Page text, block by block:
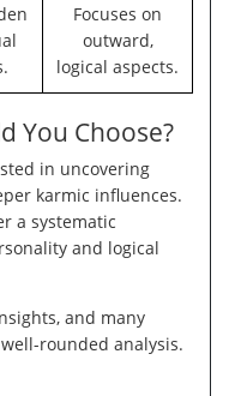
Focuses on
outward,
logical aspects.
You Choose?
in uncovering
karmic influences.
a systematic
and logical
and many
rounded analysis.